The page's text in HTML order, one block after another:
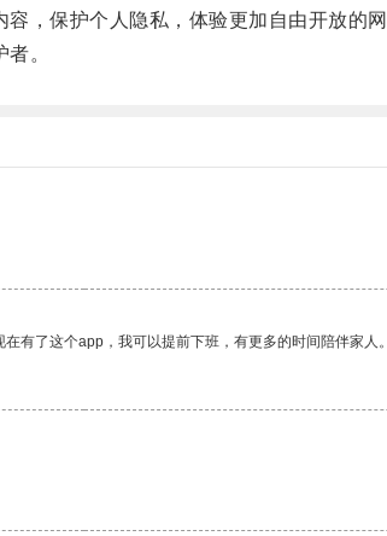
保护个人隐私，体验更加自由开放的网
。
有了这个app，我可以提前下班，有更多的时间陪伴家人。